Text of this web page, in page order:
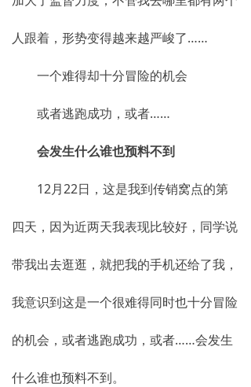
人跟着，形势变得越来越严峻了……
一个难得却十分冒险的机会
或者逃跑成功，或者……
会发生什么谁也预料不到
12月22日，这是我到传销窝点的第
四天，因为近两天我表现比较好，同学说
带我出去逛逛，就把我的手机还给了我，
我意识到这是一个很难得同时也十分冒险
的机会，或者逃跑成功，或者……会发生
什么谁也预料不到。